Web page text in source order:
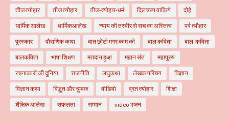
तीज त्योहार तीज त्यौहार तीज-त्योहार-धर्म दिलचस्प वाकिये दोहे
धार्मिक आलेख धार्मिकआलेख न्याय की तस्वीर से सच का अस्तित्व पर्व त्यौहार
पुरस्कार पौराणिक कथा बात छोटी मगर काम की बाल कविता बाल-कविता
बालकविता भाषा शिक्षण मतदान हुआ महान संत महापुरुष
रचनाकारों की दुनिया राजनीति लघुकथा लेखक परिचय विज्ञान
विज्ञान कथा विद्धुत और चुम्बक वीडियो व्रत त्योहार शिक्षा
शैक्षिक आलेख सफलता सम्मान video भजन